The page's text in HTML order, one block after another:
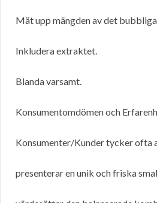
Mät upp mängden av det
Inkludera extraktet.
Blanda varsamt.
Konsumentomdömen och
Konsumenter/Kunder tycker ofta
presenterar en unik och friska